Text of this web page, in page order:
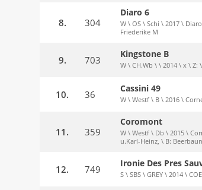
8. 304
Diaro 6
W \ OS \ Schi \ 2017 \
Friederike M
9. 703
Kingstone B
W \ CH.Wb \ \ 2014 \ x \ Z:
10. 36
Cassini 49
W \ Westf \ B \ 2016 \
11. 359
Coromont
W \ Westf \ Db \ 2015 \
u.Karl-Heinz, \ B:
12. 749
Ironie Des Pres
S \ SBS \ GREY \ 2014 \